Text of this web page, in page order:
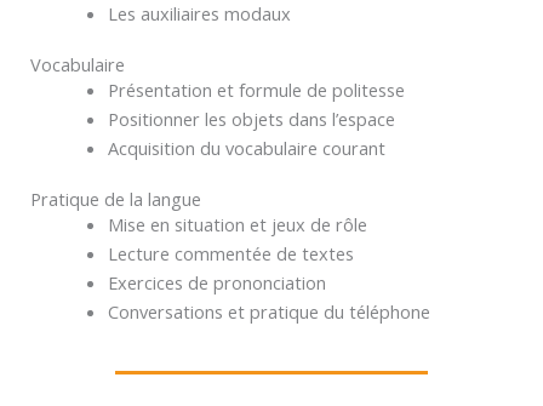
Les auxiliaires modaux
Vocabulaire
Présentation et formule de politesse
Positionner les objets dans l’espace
Acquisition du vocabulaire courant
Pratique de la langue
Mise en situation et jeux de rôle
Lecture commentée de textes
Exercices de prononciation
Conversations et pratique du téléphone